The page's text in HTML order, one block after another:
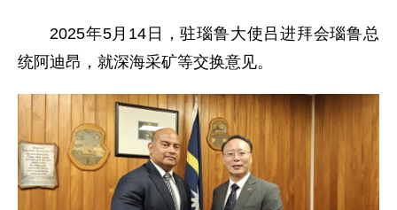
2025年5月14日，驻瑙鲁大使吕进拜会瑙鲁总
统阿迪昂，就深海采矿等交换意见。